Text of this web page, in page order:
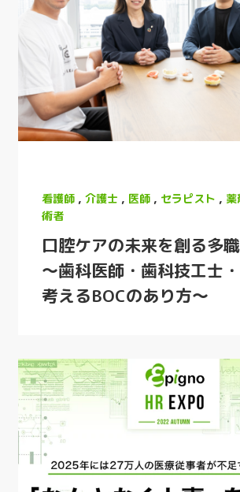
看護師 , 介護士 , 医師 , セラピスト , 薬
術者
口腔ケアの未来を創る多
～歯科医師・歯科技工士
考えるBOCのあり方～